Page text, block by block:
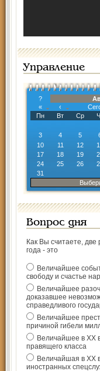
Управление
?
«
‹
Пн
Вт Ср
3
4 5
10
11 12
17
18 19
24
25 26
31
Вопрос дня
Как Вы считаете,
года - это
Величайшее
свободу и счастье
Величайшее
доказавшее
справедливого
Величайшее
причиной гибели
Величайшее в ХХ
правящего класса
Величайшая в ХХ
иностранных